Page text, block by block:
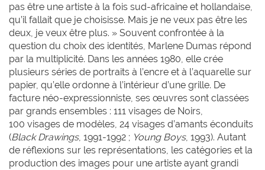
pas être une artiste à la fois sud-africaine et hollandaise,
qu’il fallait que je choisisse. Mais je ne veux pas être les
deux, je veux être plus. » Souvent confrontée à la
question du choix des identités, Marlene Dumas répond
par la multiplicité. Dans les années 1980, elle crée
plusieurs séries de portraits à l’encre et à l’aquarelle sur
papier, qu’elle ordonne à l’intérieur d’une grille. De
facture néo-expressionniste, ses œuvres sont classées
par grands ensembles : 111 visages de Noirs,
100 visages de modèles, 24 visages d’amants éconduits
(Black Drawings, 1991-1992 ; Young Boys, 1993). Autant
de réflexions sur les représentations, les catégories et la
production des images pour une artiste ayant grandi